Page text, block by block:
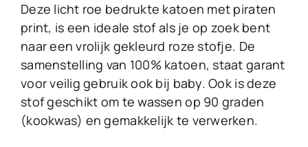
Deze licht roe bedrukte katoen met piraten
print, is een ideale stof als je op zoek bent
naar een vrolijk gekleurd roze stofje. De
samenstelling van 100% katoen, staat garant
voor veilig gebruik ook bij baby. Ook is deze
stof geschikt om te wassen op 90 graden
(kookwas) en gemakkelijk te verwerken.